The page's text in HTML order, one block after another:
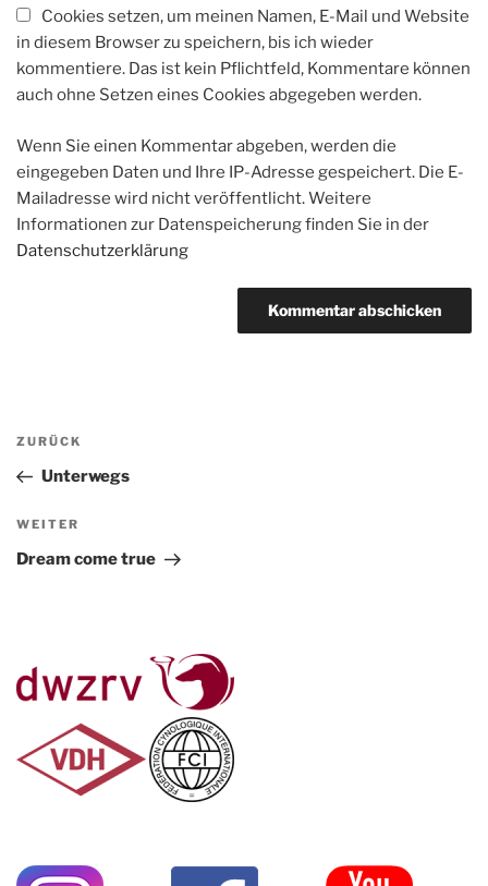
Cookies setzen, um meinen Namen, E-Mail und Website
in diesem Browser zu speichern, bis ich wieder
kommentiere. Das ist kein Pflichtfeld, Kommentare können
auch ohne Setzen eines Cookies abgegeben werden.
Wenn Sie einen Kommentar abgeben, werden die
eingegeben Daten und Ihre IP-Adresse gespeichert. Die E-
Mailadresse wird nicht veröffentlicht. Weitere
Informationen zur Datenspeicherung finden Sie in der
Datenschutzerklärung
Beitragsnavigation
Vorheriger
Beitrag
ZURÜCK
Unterwegs
Nächster
Beitrag
WEITER
Dream come true